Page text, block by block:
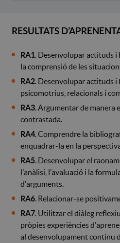
RESULTATS
RA1 . Desenvolupar actituds
la comprensió de les
RA2 . Desenvolupar actituds
psicomotrius, relacionals i
RA3 . Argumentar de manera
contrastada.
RA4 . Comprendre la
enquadrar-la en la
RA5 . Desenvolupar el
l'anàlisi, l'avaluació i la
d'arguments.
RA6 . Relacionar-se
RA7 . Utilitzar el diàleg
pròpies experiències
al desenvolupament continu